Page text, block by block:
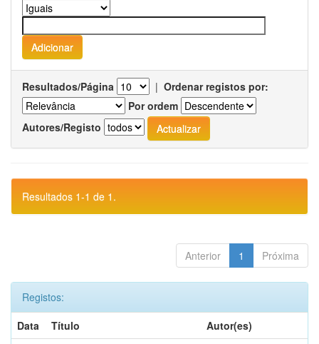
Resultados/Página | Ordenar registos por:
Por ordem
Autores/Registo
Resultados 1-1 de 1.
Anterior 1 Próxima
Registos:
Data
Título
Autor(es)